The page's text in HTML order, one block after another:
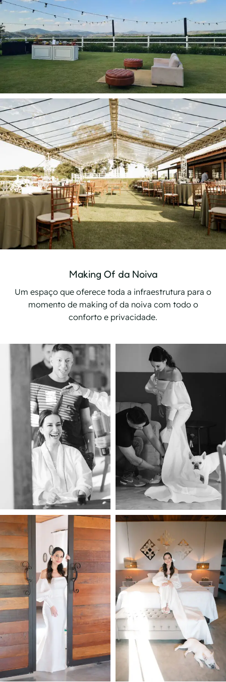
Making Of da Noiva
Um espaço que oferece toda a infraestrutura para o
momento de making of da noiva com todo o
conforto e privacidade.